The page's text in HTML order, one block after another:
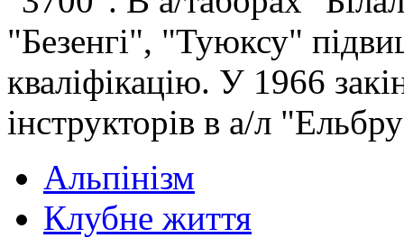
"Безенгі", "Туюксу"
кваліфікацію. У 1966
інструкторів в а/л
Альпінізм
Клубне життя